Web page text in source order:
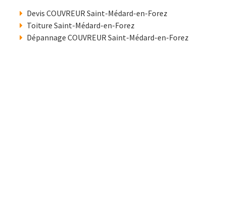
Devis COUVREUR Saint-Médard-en-Forez
Toiture Saint-Médard-en-Forez
Dépannage COUVREUR Saint-Médard-en-Forez